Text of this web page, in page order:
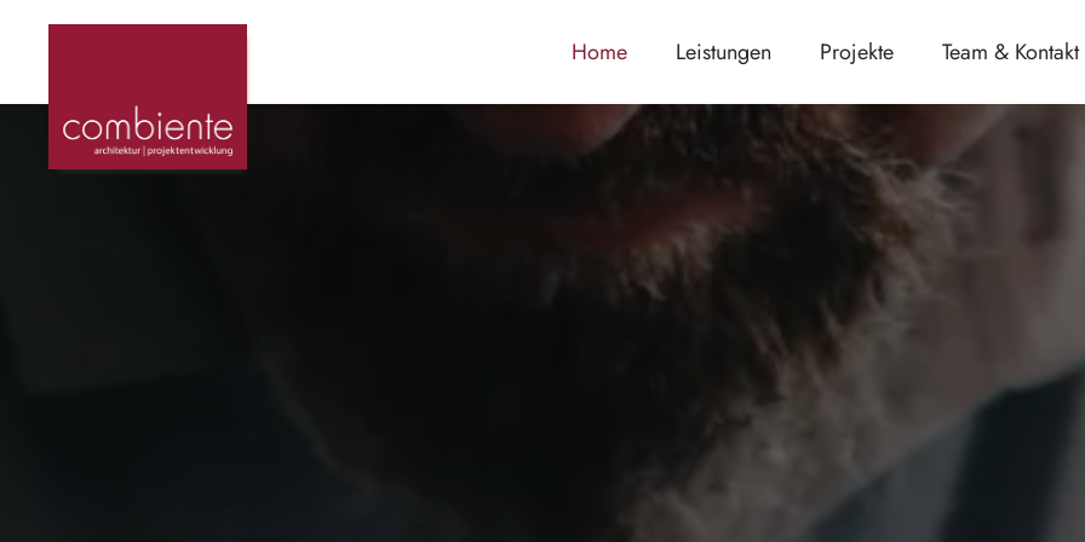
Home Leistungen Projekte Team & Kontakt